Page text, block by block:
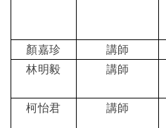
顏嘉珍 講師
林明毅
講師
柯怡君
講師